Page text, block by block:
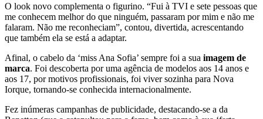
O look novo complementa o figurino. “Fui à TVI e sete pessoas que
me conhecem melhor do que ninguém, passaram por mim e não me
falaram. Não me reconheciam”, contou, divertida, acrescentando
que também ela se está a adaptar.
Afinal, o cabelo da ‘miss Ana Sofia’ sempre foi a sua imagem de
marca. Foi descoberta por uma agência de modelos aos 14 anos e
aos 17, por motivos profissionais, foi viver sozinha para Nova
Iorque, tornando-se conhecida internacionalmente.
Fez inúmeras campanhas de publicidade, destacando-se a da